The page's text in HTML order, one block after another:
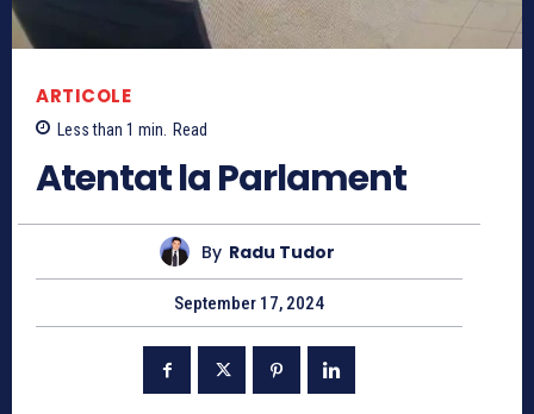
ARTICOLE
Less than 1 min. Read
Atentat la Parlament
By Radu Tudor
September 17, 2024